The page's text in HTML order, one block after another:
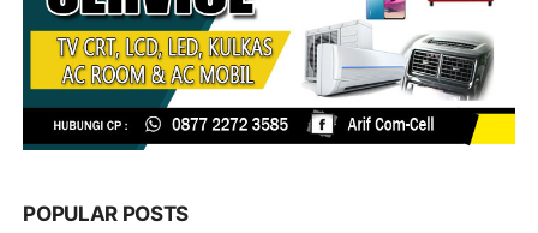
POPULAR POSTS